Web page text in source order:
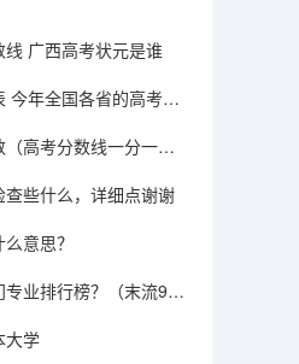
广西高考状元是谁
辽宁省高考位次表 今年全国各省的高考志愿填报时间是几号？
高考各分数段人数（高考分数线一分一段表）
些什么，详细点谢谢
意思？
中南大学十大冷门专业排行榜？（末流985大学名单：最冷门的10所985大学（分数较低））
大学